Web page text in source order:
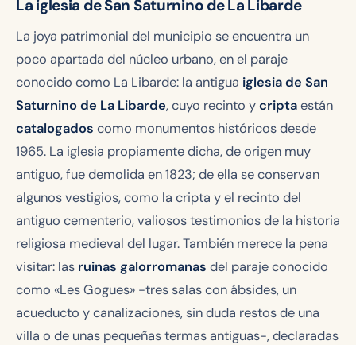
La iglesia de San Saturnino de La Libarde
La joya patrimonial del municipio se encuentra un
poco apartada del núcleo urbano, en el paraje
conocido como La Libarde: la antigua iglesia de San
Saturnino de La Libarde, cuyo recinto ycriptaestán
catalogados como monumentos históricos desde
1965. La iglesia propiamente dicha, de origen muy
antiguo, fue demolida en 1823; de ella se conservan
algunos vestigios, como la cripta y el recinto del
antiguo cementerio, valiosos testimonios de la historia
religiosa medieval del lugar. También merece la pena
visitar: las ruinas galorromanas del paraje conocido
como «Les Gogues» -tres salas con ábsides, un
acueducto y canalizaciones, sin duda restos de una
villa o de unas pequeñas termas antiguas-, declaradas